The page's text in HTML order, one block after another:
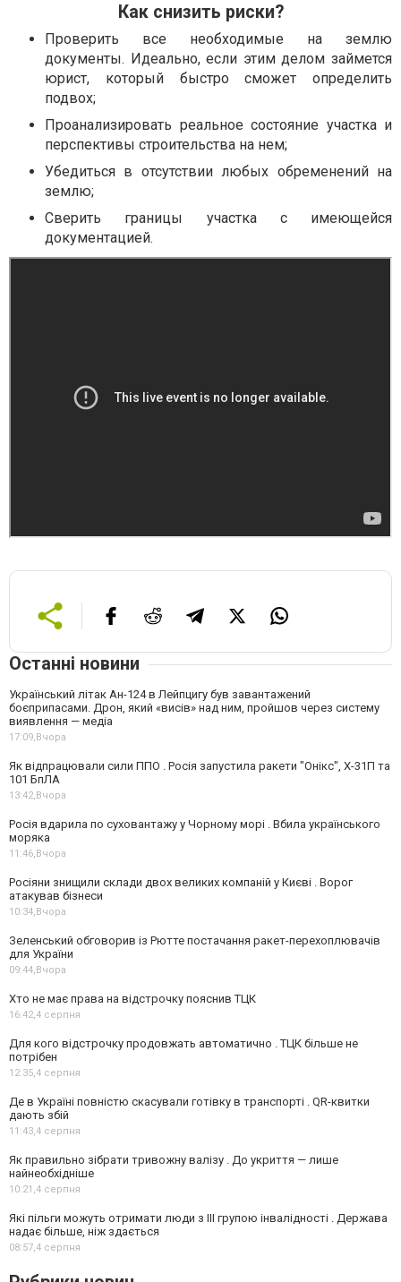
Как снизить риски?
Проверить все необходимые на землю
документы. Идеально, если этим делом займется
юрист, который быстро сможет определить
подвох;
Проанализировать реальное состояние участка и
перспективы строительства на нем;
Убедиться в отсутствии любых обременений на
землю;
Сверить границы участка с имеющейся
документацией.
Останні новини
Український літак Ан-124 в Лейпцигу був завантажений
боєприпасами. Дрон, який «висів» над ним, пройшов через систему
виявлення — медіа
17:09,Вчора
Як відпрацювали сили ППО . Росія запустила ракети "Онікс", Х-31П та
101 БпЛА
13:42,Вчора
Росія вдарила по суховантажу у Чорному морі . Вбила українського
моряка
11:46,Вчора
Росіяни знищили склади двох великих компаній у Києві . Ворог
атакував бізнеси
10:34,Вчора
Зеленський обговорив із Рютте постачання ракет-перехоплювачів
для України
09:44,Вчора
Хто не має права на відстрочку пояснив ТЦК
16:42,4 серпня
Для кого відстрочку продовжать автоматично . ТЦК більше не
потрібен
12:35,4 серпня
Де в Україні повністю скасували готівку в транспорті . QR-квитки
дають збій
11:43,4 серпня
Як правильно зібрати тривожну валізу . До укриття — лише
найнеобхідніше
10:21,4 серпня
Які пільги можуть отримати люди з III групою інвалідності . Держава
надає більше, ніж здається
08:57,4 серпня